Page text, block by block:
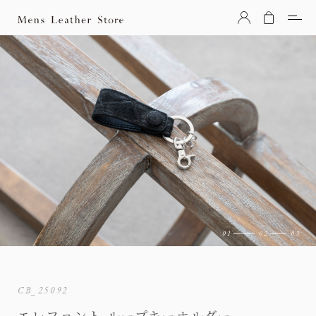
Mens Leather Store（メンズレザーストア）
CB_25092